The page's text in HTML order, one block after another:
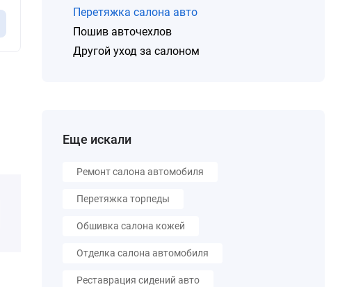
Перетяжка салона авто
Пошив авточехлов
Другой уход за салоном
Еще искали
Ремонт салона автомобиля
Перетяжка торпеды
Обшивка салона кожей
Отделка салона автомобиля
Реставрация сидений авто